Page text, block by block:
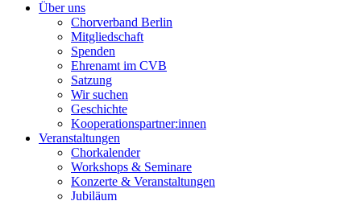
Über uns
Chorverband Berlin
Mitgliedschaft
Spenden
Ehrenamt im CVB
Satzung
Wir suchen
Geschichte
Kooperationspartner:innen
Veranstaltungen
Chorkalender
Workshops & Seminare
Konzerte & Veranstaltungen
Jubiläum